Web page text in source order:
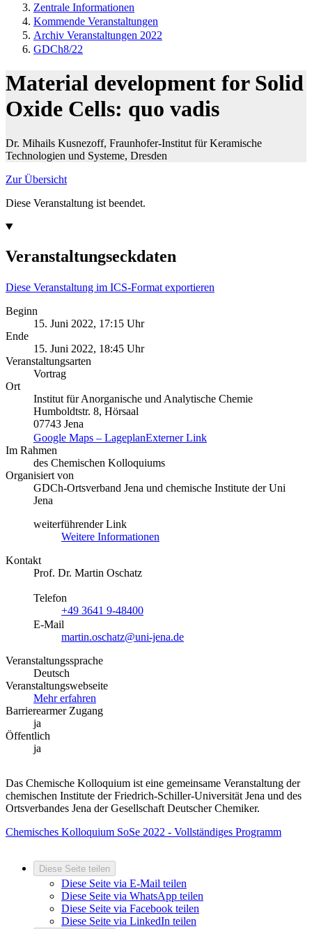
Zentrale Informationen
Kommende Veranstaltungen
Archiv Veranstaltungen 2022
GDCh8/22
Material development for Solid
Oxide Cells: quo vadis
Dr. Mihails Kusnezoff, Fraunhofer-Institut für Keramische
Technologien und Systeme, Dresden
Zur Übersicht
Diese Veranstaltung ist beendet.
Veranstaltungseckdaten
Diese Veranstaltung im ICS-Format exportieren
Beginn
15. Juni 2022, 17:15 Uhr
Ende
15. Juni 2022, 18:45 Uhr
Veranstaltungsarten
Vortrag
Ort
Institut für Anorganische und Analytische Chemie
Humboldtstr. 8, Hörsaal
07743 Jena
Google Maps – LageplanExterner Link
Im Rahmen
des Chemischen Kolloquiums
Organisiert von
GDCh-Ortsverband Jena und chemische Institute der Uni
Jena
weiterführender Link
Weitere Informationen
Kontakt
Prof. Dr. Martin Oschatz
Telefon
+49 3641 9-48400
E-Mail
martin.oschatz@uni-jena.de
Veranstaltungssprache
Deutsch
Veranstaltungswebseite
Mehr erfahren
Barrierearmer Zugang
ja
Öffentlich
ja
Das Chemische Kolloquium ist eine gemeinsame Veranstaltung der
chemischen Institute der Friedrich-Schiller-Universität Jena und des
Ortsverbandes Jena der Gesellschaft Deutscher Chemiker.
Chemisches Kolloquium SoSe 2022 - Vollständiges Programm
Diese Seite teilen
Diese Seite via E-Mail teilen
Diese Seite via WhatsApp teilen
Diese Seite via Facebook teilen
Diese Seite via LinkedIn teilen